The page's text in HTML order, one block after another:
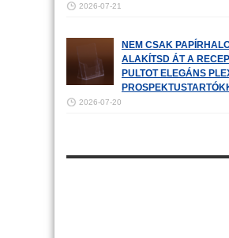
2026-07-21
NEM CSAK
ALAKÍTSD ÁT A
PULTOT ELEGÁNS
2026-07-20